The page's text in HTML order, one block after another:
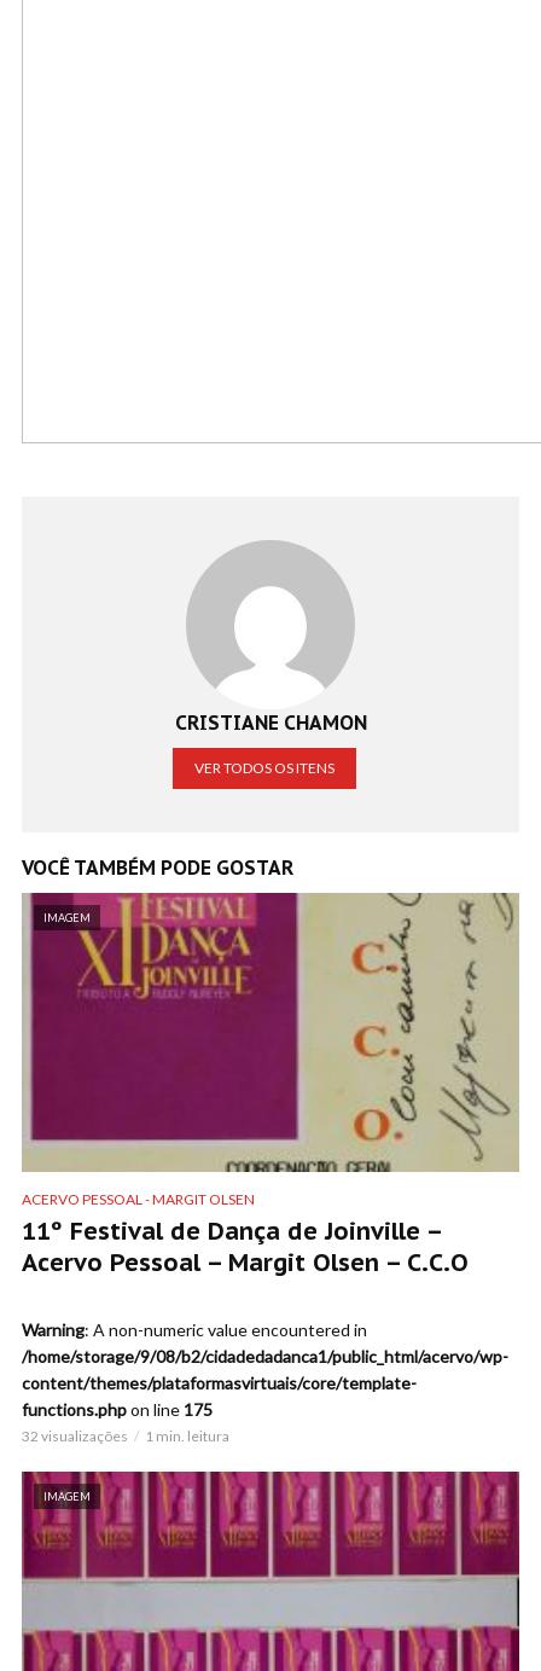
CRISTIANE CHAMON
VER TODOS OS ITENS
VOCÊ TAMBÉM PODE GOSTAR
IMAGEM
ACERVO PESSOAL - MARGIT OLSEN
11º Festival de Dança de Joinville –
Acervo Pessoal – Margit Olsen – C.C.O
Warning: A non-numeric value encountered in
/home/storage/9/08/b2/cidadedadanca1/public_html/acervo/wp-
content/themes/plataformasvirtuais/core/template-
functions.phpon line 175
32 visualizações 1 min. leitura
IMAGEM